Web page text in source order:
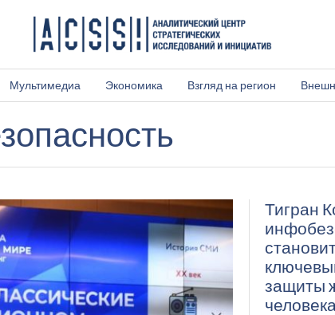
Мультимедиа Экономика Взгляд на регион
Тигран
защиты
человека